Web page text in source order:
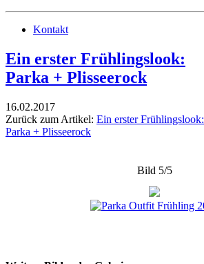
Kontakt
Ein erster Frühlingslook:
Parka + Plisseerock
16.02.2017
Zurück zum Artikel: Ein erster Frühlingslook:
Parka + Plisseerock
Bild 5/5